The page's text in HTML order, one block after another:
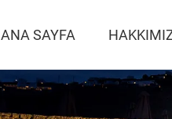
ANA SAYFA